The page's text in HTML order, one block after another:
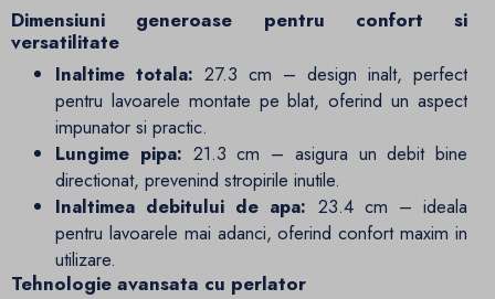
Dimensiuni generoase pentru confort si
versatilitate
Inaltime totala: 27.3 cm – design inalt, perfect
pentru lavoarele montate pe blat, oferind un aspect
impunator si practic.
Lungime pipa: 21.3 cm – asigura un debit bine
directionat, prevenind stropirile inutile.
Inaltimea debitului de apa: 23.4 cm – ideala
pentru lavoarele mai adanci, oferind confort maxim in
utilizare.
Tehnologie avansata cu perlator